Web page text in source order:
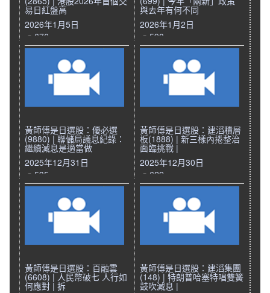
易日紅盤高
2026年1月5日
676
與去年有何不同
2026年1月2日
598
黃師傅是日選股：優必選
(9880) | 聯儲局議息紀錄：
繼續減息是適當做
2025年12月31日
535
黃師傅是日選股：建滔積層
板(1888) | 新三樣內捲整治
面臨挑戰 |
2025年12月30日
622
黃師傅是日選股：百融雲
(6608) | 人民幣破七 人行如
何應對 | 拆
黃師傅是日選股：建滔集團
(148) | 特朗普哈塞特唱雙簧
鼓吹減息 |